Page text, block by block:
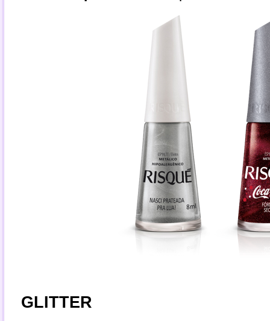
GLITTER